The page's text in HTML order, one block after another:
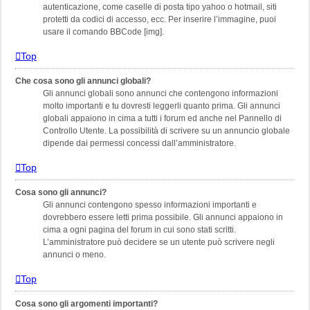
autenticazione, come caselle di posta tipo yahoo o hotmail, siti
protetti da codici di accesso, ecc. Per inserire l’immagine, puoi
usare il comando BBCode [img].
Top
Che cosa sono gli annunci globali?
Gli annunci globali sono annunci che contengono informazioni
molto importanti e tu dovresti leggerli quanto prima. Gli annunci
globali appaiono in cima a tutti i forum ed anche nel Pannello di
Controllo Utente. La possibilità di scrivere su un annuncio globale
dipende dai permessi concessi dall’amministratore.
Top
Cosa sono gli annunci?
Gli annunci contengono spesso informazioni importanti e
dovrebbero essere letti prima possibile. Gli annunci appaiono in
cima a ogni pagina del forum in cui sono stati scritti.
L’amministratore può decidere se un utente può scrivere negli
annunci o meno.
Top
Cosa sono gli argomenti importanti?